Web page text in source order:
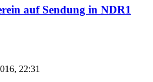
auf Sendung in NDR1
22:31